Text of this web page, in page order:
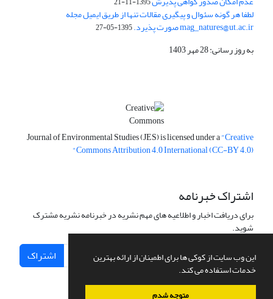
این وب سایت از کوکی ها برای اطمینان از ارائه بهترین
خدمات استفاده می کند.
متوجه شدم
لطفا هر گونه سئوال و پیگیری مقالات تنها از طریق ایمیل مجله
mag_natures@ut.ac.ir صورت پذیرد. 1395-05-27
به روز رسانی: 28 مهر 1403
Journal of Environmental Studies (JES) is licensed under a"Creative
Commons Attribution 4.0 International (CC-BY 4.0)"
اشتراک خبرنامه
برای دریافت اخبار و اطلاعیه های مهم نشریه در خبرنامه نشریه مشترک
شوید.
اشتراک